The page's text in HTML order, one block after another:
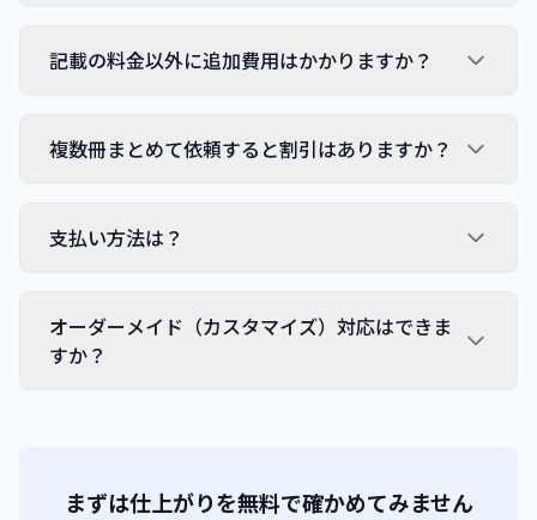
記載の料金以外に追加費用はかかりますか？
複数冊まとめて依頼すると割引はありますか？
支払い方法は？
オーダーメイド（カスタマイズ）対応はできま
すか？
まずは仕上がりを無料で確かめてみません